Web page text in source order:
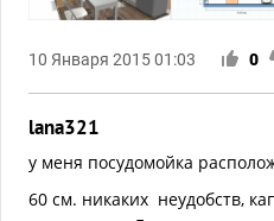
10 Января 2015 01:03 0
lana321
у меня посудомойка
60 см. никаких неудобств,